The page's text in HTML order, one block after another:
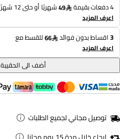
4 دفعات بقيمة 49شهريًا أو حتى 12 شهرًا
اعرف المزيد
3اقساط بدون فوائد 66للقسط مع
اعرف المزيد
أضف الى الحقيبة
توصيل مجاني لجميع الطلبات